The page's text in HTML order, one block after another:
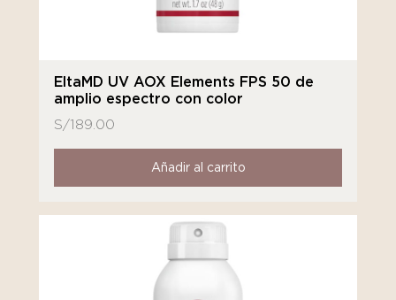
EltaMD UV AOX Elements FPS 50 de
amplio espectro con color
S/189.00
Añadir al carrito